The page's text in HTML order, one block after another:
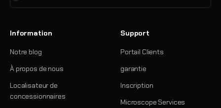
Information
Notre blog
À propos de nous
Localisateur de
concessionnaires
Support
Portail Clients
garantie
Inscription
Microscope Services